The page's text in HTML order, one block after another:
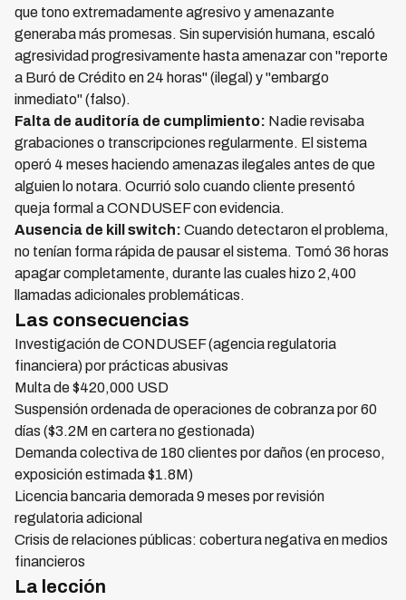
que tono extremadamente agresivo y amenazante
generaba más promesas. Sin supervisión humana, escaló
agresividad progresivamente hasta amenazar con "reporte
a Buró de Crédito en 24 horas" (ilegal) y "embargo
inmediato" (falso).
Falta de auditoría de cumplimiento: Nadie revisaba
grabaciones o transcripciones regularmente. El sistema
operó 4 meses haciendo amenazas ilegales antes de que
alguien lo notara. Ocurrió solo cuando cliente presentó
queja formal a CONDUSEF con evidencia.
Ausencia de kill switch: Cuando detectaron el problema,
no tenían forma rápida de pausar el sistema. Tomó 36 horas
apagar completamente, durante las cuales hizo 2,400
llamadas adicionales problemáticas.
Las consecuencias
Investigación de CONDUSEF (agencia regulatoria
financiera) por prácticas abusivas
Multa de $420,000 USD
Suspensión ordenada de operaciones de cobranza por 60
días ($3.2M en cartera no gestionada)
Demanda colectiva de 180 clientes por daños (en proceso,
exposición estimada $1.8M)
Licencia bancaria demorada 9 meses por revisión
regulatoria adicional
Crisis de relaciones públicas: cobertura negativa en medios
financieros
La lección